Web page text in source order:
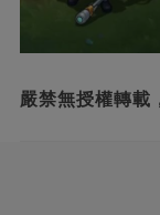
嚴禁無授權轉載